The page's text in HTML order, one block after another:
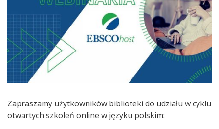
Zapraszamy użytkowników biblioteki do udziału w cyklu
otwartych szkoleń online w języku polskim: